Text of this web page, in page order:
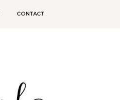
CONTACT